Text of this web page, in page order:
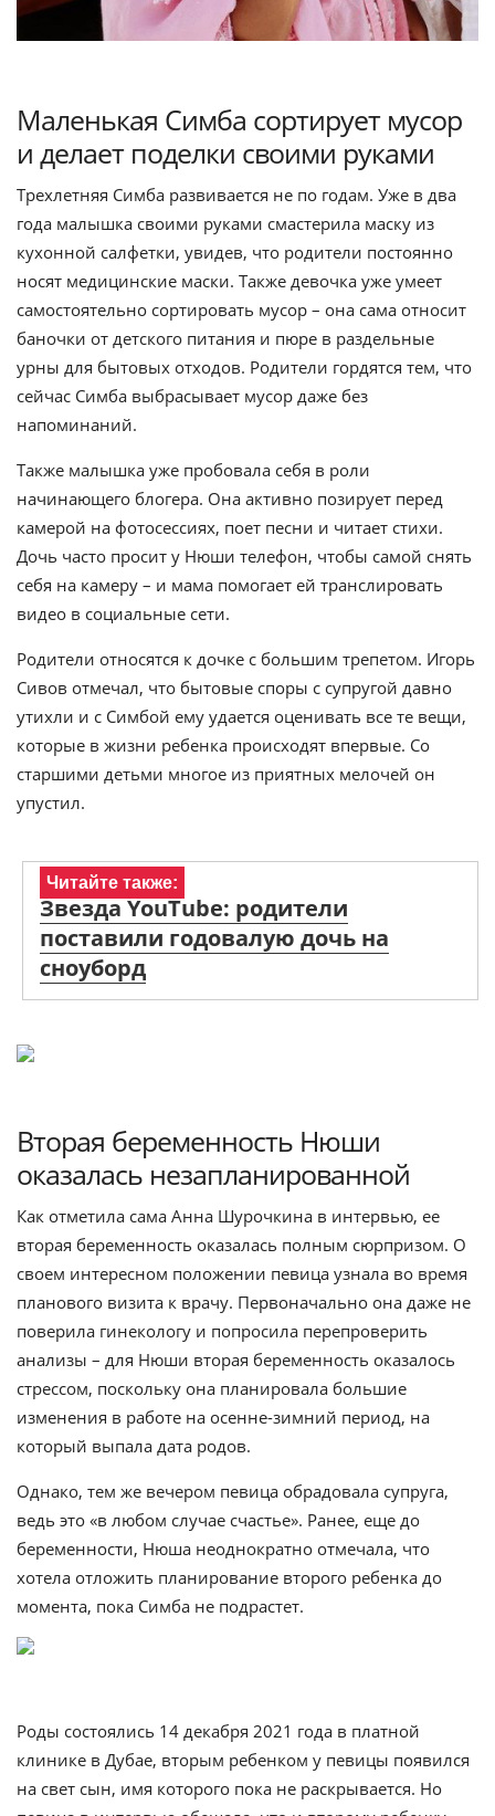
Маленькая Симба сортирует мусор
и делает поделки своими руками
Трехлетняя Симба развивается не по годам. Уже в два
года малышка своими руками смастерила маску из
кухонной салфетки, увидев, что родители постоянно
носят медицинские маски. Также девочка уже умеет
самостоятельно сортировать мусор – она сама относит
баночки от детского питания и пюре в раздельные
урны для бытовых отходов. Родители гордятся тем, что
сейчас Симба выбрасывает мусор даже без
напоминаний.
Также малышка уже пробовала себя в роли
начинающего блогера. Она активно позирует перед
камерой на фотосессиях, поет песни и читает стихи.
Дочь часто просит у Нюши телефон, чтобы самой снять
себя на камеру – и мама помогает ей транслировать
видео в социальные сети.
Родители относятся к дочке с большим трепетом. Игорь
Сивов отмечал, что бытовые споры с супругой давно
утихли и с Симбой ему удается оценивать все те вещи,
которые в жизни ребенка происходят впервые. Со
старшими детьми многое из приятных мелочей он
упустил.
Читайте также:
Звезда YouTube: родители
поставили годовалую дочь на
сноуборд
Вторая беременность Нюши
оказалась незапланированной
Как отметила сама Анна Шурочкина в интервью, ее
вторая беременность оказалась полным сюрпризом. О
своем интересном положении певица узнала во время
планового визита к врачу. Первоначально она даже не
поверила гинекологу и попросила перепроверить
анализы – для Нюши вторая беременность оказалось
стрессом, поскольку она планировала большие
изменения в работе на осенне-зимний период, на
который выпала дата родов.
Однако, тем же вечером певица обрадовала супруга,
ведь это «в любом случае счастье». Ранее, еще до
беременности, Нюша неоднократно отмечала, что
хотела отложить планирование второго ребенка до
момента, пока Симба не подрастет.
Роды состоялись 14 декабря 2021 года в платной
клинике в Дубае, вторым ребенком у певицы появился
на свет сын, имя которого пока не раскрывается. Но